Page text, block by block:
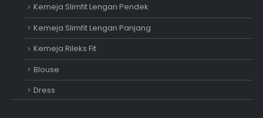
Kemeja Slimfit Lengan Pendek
Kemeja Slimfit Lengan Panjang
Kemeja Rileks Fit
Blouse
Dress